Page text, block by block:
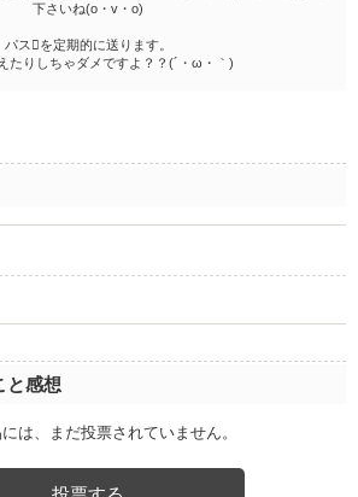
下さいね(o・v・o)
パスを定期的に送ります。
たりしちゃダメですよ？？(´・ω・｀)
と感想
は、まだ投票されていません。